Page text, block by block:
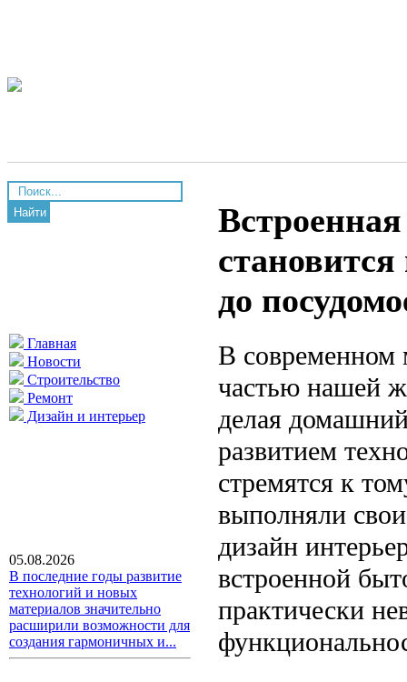
Найти
Главная
Новости
Строительство
Ремонт
Дизайн и интерьер
05.08.2026
В последние годы развитие
технологий и новых
материалов значительно
расширили возможности для
создания гармоничных и...
до
В современном
частью нашей
делая
развитием
стремятся к
выполняли
дизайн
встроенной
практически